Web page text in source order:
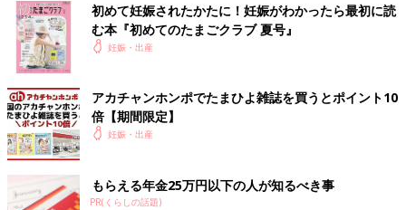
『初めてのたまごクラブ」2022年夏号
では「ワーキング妊婦の問題解決マニュアル」特集があります。
初めて妊娠されたかたに！妊娠がわかったら最初に読
む本『初めてのたまごクラブ 夏号』
妊娠・出産
アカチャンホンポでたまひよ雑誌を買うとポイント10
倍【期間限定】
妊娠・出産
もらえる年金25万円以下の人が知るべき事
PR(くらしの話題)